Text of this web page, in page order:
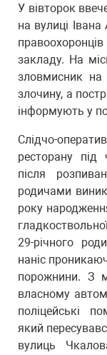
У вівторок
на вулиці
закладу. На
зловмисник на
злочину, а
інформують у
Слідчо-
ресторану
після
родичами
року
29-річного
наніс
порожнини. З
власному
поліцейські
який
вулиць